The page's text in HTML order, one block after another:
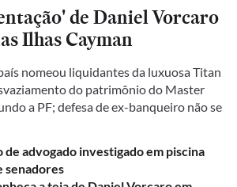
de Daniel Vorcaro
Ilhas Cayman
nomeou liquidantes da luxuosa Titan
do patrimônio do Master
a PF; defesa de ex-banqueiro não se
advogado investigado em piscina
senadores